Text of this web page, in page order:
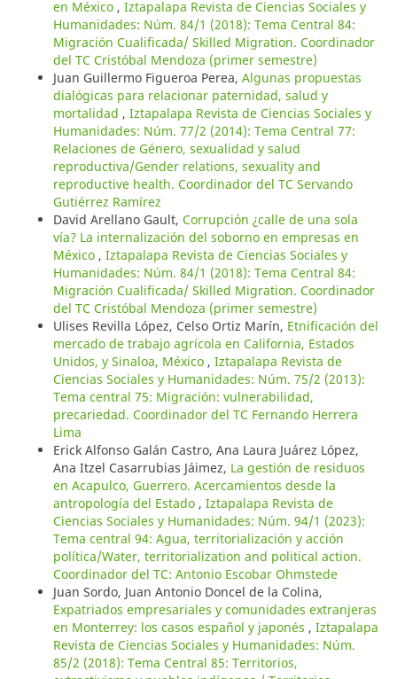
en México , Iztapalapa Revista de Ciencias Sociales y
Humanidades: Núm. 84/1 (2018): Tema Central 84:
Migración Cualificada/ Skilled Migration. Coordinador
del TC Cristóbal Mendoza (primer semestre)
Juan Guillermo Figueroa Perea, Algunas propuestas
dialógicas para relacionar paternidad, salud y
mortalidad , Iztapalapa Revista de Ciencias Sociales y
Humanidades: Núm. 77/2 (2014): Tema Central 77:
Relaciones de Género, sexualidad y salud
reproductiva/Gender relations, sexuality and
reproductive health. Coordinador del TC Servando
Gutiérrez Ramírez
David Arellano Gault, Corrupción ¿calle de una sola
vía? La internalización del soborno en empresas en
México , Iztapalapa Revista de Ciencias Sociales y
Humanidades: Núm. 84/1 (2018): Tema Central 84:
Migración Cualificada/ Skilled Migration. Coordinador
del TC Cristóbal Mendoza (primer semestre)
Ulises Revilla López, Celso Ortiz Marín, Etnificación del
mercado de trabajo agrícola en California, Estados
Unidos, y Sinaloa, México , Iztapalapa Revista de
Ciencias Sociales y Humanidades: Núm. 75/2 (2013):
Tema central 75: Migración: vulnerabilidad,
precariedad. Coordinador del TC Fernando Herrera
Lima
Erick Alfonso Galán Castro, Ana Laura Juárez López,
Ana Itzel Casarrubias Jáimez, La gestión de residuos
en Acapulco, Guerrero. Acercamientos desde la
antropología del Estado , Iztapalapa Revista de
Ciencias Sociales y Humanidades: Núm. 94/1 (2023):
Tema central 94: Agua, territorialización y acción
política/Water, territorialization and political action.
Coordinador del TC: Antonio Escobar Ohmstede
Juan Sordo, Juan Antonio Doncel de la Colina,
Expatriados empresariales y comunidades extranjeras
en Monterrey: los casos español y japonés , Iztapalapa
Revista de Ciencias Sociales y Humanidades: Núm.
85/2 (2018): Tema Central 85: Territorios,